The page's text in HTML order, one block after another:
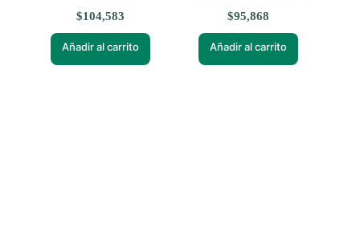
$104,583
Añadir al carrito
$95,868
Añadir al carrito